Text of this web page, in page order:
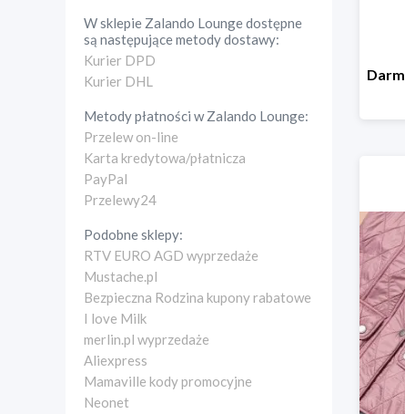
W sklepie Zalando Loungedostępne
są następujące metody dostawy:
Kurier DPD
Kurier DHL
Metody płatności wZalando Lounge:
Przelew on-line
Karta kredytowa/płatnicza
PayPal
Przelewy24
Podobne sklepy:
RTV EURO AGD wyprzedaże
Mustache.pl
Bezpieczna Rodzina kupony rabatowe
I love Milk
merlin.pl wyprzedaże
Aliexpress
Mamaville kody promocyjne
Neonet